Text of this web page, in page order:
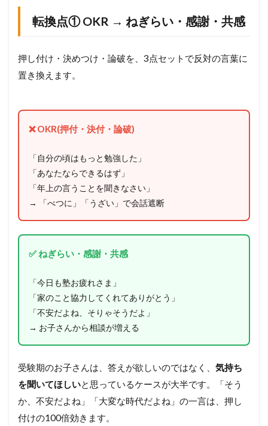
転換点① OKR → ねぎらい・感謝・共感
押し付け・決めつけ・論破を、3点セットで反対の言葉に
置き換えます。
❌ OKR(押付・決付・論破)
「自分の頃はもっと勉強した」
「あなたならできるはず」
「年上の言うことを聞きなさい」
→ 「べつに」「うざい」で会話遮断
✅ ねぎらい・感謝・共感
「今日も塾お疲れさま」
「家のこと協力してくれてありがとう」
「不安だよね、そりゃそうだよ」
→ お子さんから相談が増える
受験期のお子さんは、答えが欲しいのではなく、 気持ち
を聞いてほしいと思っているケースが大半です。「そう
か、不安だよね」「大変な時代だよね」の一言は、押し
付けの100倍効きます。